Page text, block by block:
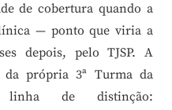
de cobertura quando a
— ponto que viria a
depois, pelo TJSP. A
da própria 3ª Turma da
linha de distinção: